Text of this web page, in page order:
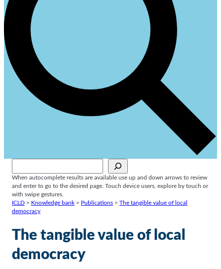
When autocomplete results are available use up and down arrows to review
and enter to go to the desired page. Touch device users, explore by touch or
with swipe gestures.
ICLD > Knowledge bank > Publications >
The tangible value of local
democracy
The tangible value of local
democracy